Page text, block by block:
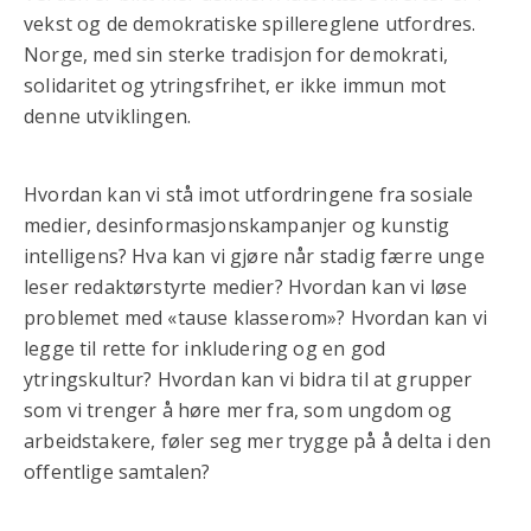
vekst og de demokratiske spillereglene utfordres.
Norge, med sin sterke tradisjon for demokrati,
solidaritet og ytringsfrihet, er ikke immun mot
denne utviklingen.
Hvordan kan vi stå imot utfordringene fra sosiale
medier, desinformasjonskampanjer og kunstig
intelligens? Hva kan vi gjøre når stadig færre unge
leser redaktørstyrte medier? Hvordan kan vi løse
problemet med «tause klasserom»? Hvordan kan vi
legge til rette for inkludering og en god
ytringskultur? Hvordan kan vi bidra til at grupper
som vi trenger å høre mer fra, som ungdom og
arbeidstakere, føler seg mer trygge på å delta i den
offentlige samtalen?